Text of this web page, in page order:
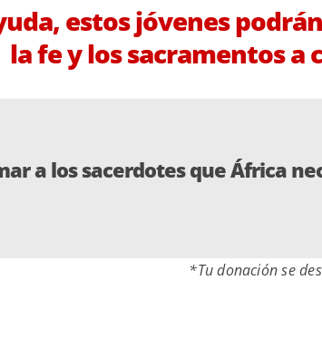
estos jóvenes
la fe y los sacramentos
a los sacerdotes que África
*Tu donación se